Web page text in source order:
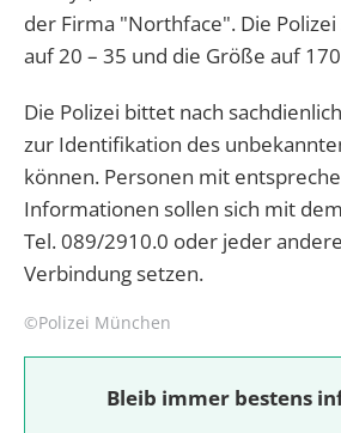
der Firma "Northface". Die
auf 20 – 35 und die Größe auf
Die Polizei bittet nach
zur Identifikation des
können. Personen mit
Informationen sollen sich mit
Tel. 089/2910.0 oder jeder
Verbindung setzen.
©Polizei München
Bleib immer bestens